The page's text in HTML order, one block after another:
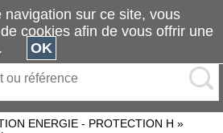
ENERGIE - PROTECTION H »
navigation sur ce site, vous
cookies afin de vous offrir une
OK